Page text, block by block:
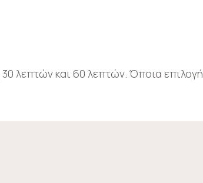
λεπτών και 60 λεπτών. Όποια επιλογή